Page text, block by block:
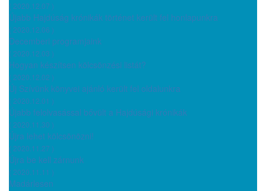
( 2020.12.07 )
Újabb Hajdúság krónikák történet került fel honlapunkra
( 2020.12.06 )
Decemberi programjaink
( 2020.12.03 )
Hogyan készítsen kölcsönzési listát?
( 2020.12.02 )
Új Szívünk könyvei ajánló került fel oldalunkra
( 2020.12.01 )
Újabb felolvasással bővült a Hajdúsági krónikák
( 2020.11.30 )
Újra lehet kölcsönözni!
( 2020.11.27 )
Újra be kell zárnunk
( 2020.11.11 )
Madárlesen